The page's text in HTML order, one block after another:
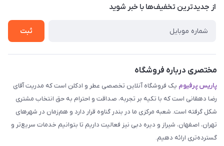
درباره ما
راهنما
از جدید‌ترین تخفیف‌ها با‌ خبر شوید
ثبت
مختصری درباره فروشگاه
پاریس پرفیوم یک فروشگاه آنلاین تخصصی عطر و ادکلن است که مدریت آقای
رضا دهقانی است که با تکیه بر تجربه، صداقت و احترام به حق انتخاب مشتری
شکل گرفته است. شعبه مرکزی ما در بندر گناوه قرار دارد و هم‌زمان در شهرهای
تهران، اصفهان، شیراز و دیره دبی نیز فعالیت داریم تا بتوانیم خدمات سریع‌تر و
گسترده‌تری ارائه دهیم.